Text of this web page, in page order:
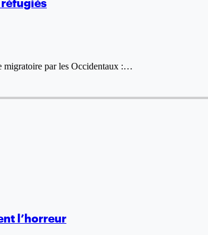
migratoire par les Occidentaux :…
l’horreur